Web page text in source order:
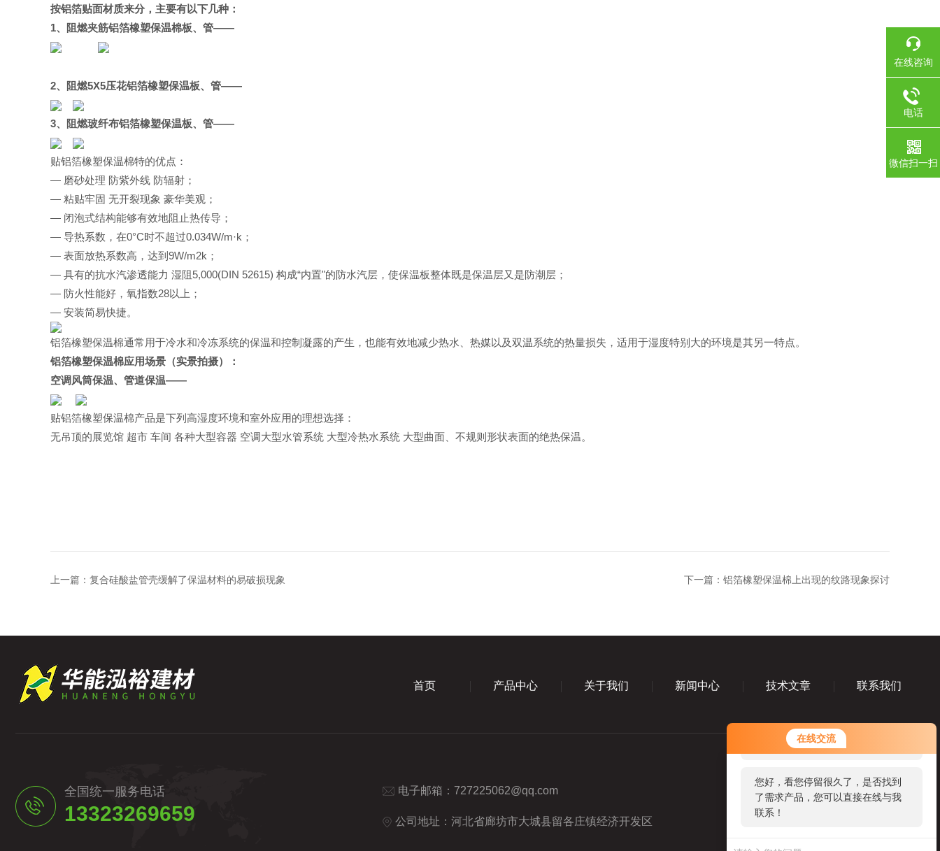
在线交流
您好！欢迎前来咨询，很高兴为您
服务，请问您要咨询什么问题呢？
您好，看您停留很久了，是否找到
了需求产品，您可以直接在线与我
联系！
按铝箔贴面材质来分，主要有以下几种：
1、阻燃夹筋铝箔橡塑保温棉板、管——
2、阻燃5X5压花铝箔橡塑保温板、管——
3、阻燃玻纤布铝箔橡塑保温板、管——
贴铝箔橡塑保温棉特的优点：
— 磨砂处理 防紫外线 防辐射；
— 粘贴牢固 无开裂现象 豪华美观；
— 闭泡式结构能够有效地阻止热传导；
— 导热系数，在0°C时不超过0.034W/m·k；
— 表面放热系数高，达到9W/m2k；
— 具有的抗水汽渗透能力 湿阻5,000(DIN 52615) 构成“内置"的防水汽层，使保温板整体既是保温层又是防潮层；
— 防火性能好，氧指数28以上；
— 安装简易快捷。
铝箔橡塑保温棉通常用于冷水和冷冻系统的保温和控制凝露的产生，也能有效地减少热水、热媒以及双温系统的热量损失，适用于湿度特别大的环境是其另一特点。
铝箔橡塑保温棉应用场景（实景拍摄）：
空调风筒保温、管道保温——
贴铝箔橡塑保温棉产品是下列高湿度环境和室外应用的理想选择：
无吊顶的展览馆 超市 车间 各种大型容器 空调大型水管系统 大型冷热水系统 大型曲面、不规则形状表面的绝热保温。
上一篇： 复合硅酸盐管壳缓解了保温材料的易破损现象 下一篇： 铝箔橡塑保温棉上出现的纹路现象探讨
首页 产品中心 关于我们 新闻中心 技术文章 联系我们
全国统一服务电话
13323269659
电子邮箱： 727225062@qq.com
公司地址：河北省廊坊市大城县留各庄镇经济开发区
在线咨询
电话
微信扫一扫